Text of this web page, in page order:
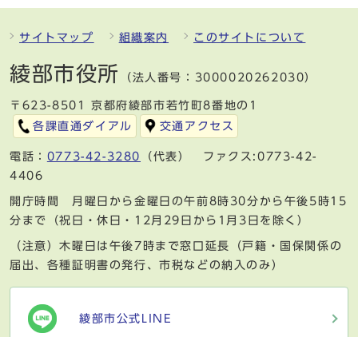
サイトマップ 組織案内 このサイトについて
綾部市役所 （法人番号：3000020262030）
〒623-8501 京都府綾部市若竹町8番地の1
各課直通ダイアル
交通アクセス
電話： 0773-42-3280
（代表） ファクス:0773-42-
4406
開庁時間 月曜日から金曜日の午前8時30分から午後5時15
分まで（祝日・休日・12月29日から1月3日を除く）
（注意）木曜日は午後7時まで窓口延長（戸籍・国保関係の
届出、各種証明書の発行、市税などの納入のみ）
綾部市公式LINE